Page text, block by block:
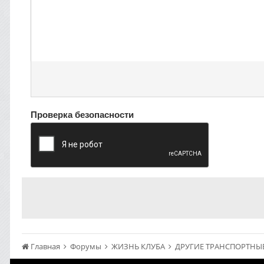
Проверка безопасности
Главная Форумы ЖИЗНЬ КЛУБА ДРУГИЕ